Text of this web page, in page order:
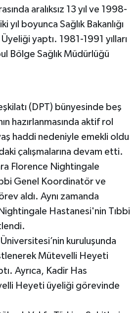
aralıksız 13 yıl ve 1998-
boyunca Sağlık Bakanlığı
yaptı. 1981-1991 yılları
Bölge Sağlık Müdürlüğü
(DPT) bünyesinde beş
hazırlanmasında aktif rol
haddi nedeniyle emekli oldu
çalışmalarına devam etti.
Florence Nightingale
Genel Koordinatör ve
aldı. Aynı zamanda
Hastanesi'nin Tıbbi
kuruluşunda
Mütevelli Heyeti
Ayrıca, Kadir Has
Heyeti üyeliği görevinde